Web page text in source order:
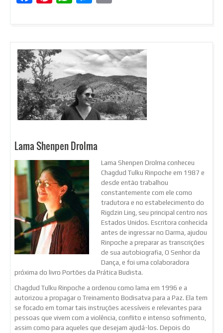
Lama Shenpen Drolma
Lama Shenpen Drolma conheceu
Chagdud Tulku Rinpoche em 1987 e
desde então trabalhou
constantemente com ele como
tradutora e no estabelecimento do
Rigdzin Ling, seu principal centro nos
Estados Unidos. Escritora conhecida
antes de ingressar no Darma, ajudou
Rinpoche a preparar as transcrições
de sua autobiografia, O Senhor da
Dança, e foi uma colaboradora
próxima do livro Portões da Prática Budista.
Chagdud Tulku Rinpoche a ordenou como lama em 1996 e a
autorizou a propagar o Treinamento Bodisatva para a Paz. Ela tem
se focado em tornar tais instruções acessíveis e relevantes para
pessoas que vivem com a violência, conflito e intenso sofrimento,
assim como para aqueles que desejam ajudá-los. Depois do